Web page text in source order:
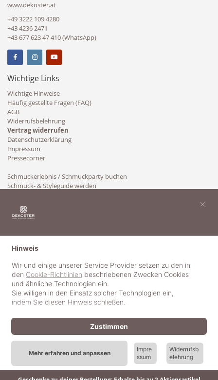
www.dekoster.at
+49 3222 109 4280
+43 4236 2471
+43 677 623 47 410 (WhatsApp)
Wichtige Links
Wichtige Hinweise
Häufig gestellte Fragen (FAQ)
AGB
Widerrufsbelehrung
Vertrag widerrufen
Datenschutzerklärung
Impressum
Pressecorner
Schmuckerlebnis / Schmuckparty buchen
Schmuck- & Styleguide werden
© 2018-2025 dekoster GmbH
Hinweis
Wir und einige unserer Service Provider setzen zu den in
den Cookie-Richtlinien beschriebenen Zwecken Cookies
und ähnliche Technologien ein.
Sie willigen in den Einsatz solcher Technologien ein,
indem Sie diesen Hinweis schließen.
Mehr erfahren und anpassen
Impre
ssum
Widerrufsb
elehrung
Zustimmen
×